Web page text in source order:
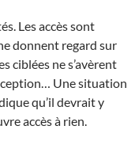
Les accès sont
donnent regard sur
ciblées ne s’avèrent
Une situation
qu’il devrait y
accès à rien.